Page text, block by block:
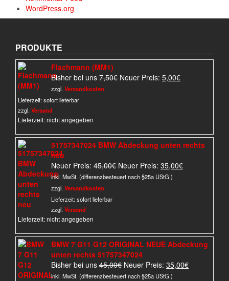
WordPress.org
PRODUKTE
Flachmann (MM1)
Bisher bei uns 7,50€ Ursprünglicher
Neuer Preis: 5,00€Aktueller
zzgl.Versandkosten
Lieferzeit:sofort lieferbar
zzgl.Versand
Lieferzeit: nicht angegeben
51757347024 BMW Abdeckung unten rechts
neu
Neuer Preis: 45,00€ Ursprünglicher
Preis
Neuer Preis: 35,00€Aktueller
inkl. MwSt. (differenzbesteuert nach §25a UStG.)
zzgl.Versandkosten
Lieferzeit:sofort lieferbar
zzgl.Versand
Lieferzeit: nicht angegeben
BMW 7 G11 G12 ORIGINAL NEUE Abdeckung
unten rechts 51757347024
Bisher bei uns 45,00€ Ursprünglicher
Preis
Neuer Preis: 35,00€Aktueller
inkl. MwSt. (differenzbesteuert nach §25a UStG.)